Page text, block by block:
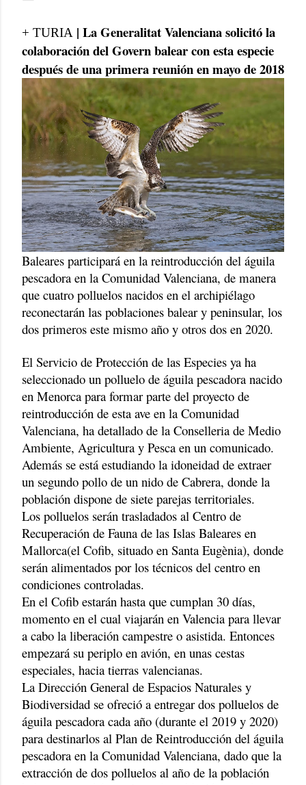
+ TURIA | La Generalitat Valenciana solicitó la
colaboración del Govern balear con esta especie
después de una primera reunión en mayo de 2018
Baleares participará en la reintroducción del águila
pescadora en la Comunidad Valenciana, de manera
que cuatro polluelos nacidos en el archipiélago
reconectarán las poblaciones balear y peninsular, los
dos primeros este mismo año y otros dos en 2020.
El Servicio de Protección de las Especies ya ha
seleccionado un polluelo de águila pescadora nacido
en Menorca para formar parte del proyecto de
reintroducción de esta ave en la Comunidad
Valenciana, ha detallado de la Conselleria de Medio
Ambiente, Agricultura y Pesca en un comunicado.
Además se está estudiando la idoneidad de extraer
un segundo pollo de un nido de Cabrera, donde la
población dispone de siete parejas territoriales.
Los polluelos serán trasladados al Centro de
Recuperación de Fauna de las Islas Baleares en
Mallorca(el Cofib, situado en Santa Eugènia), donde
serán alimentados por los técnicos del centro en
condiciones controladas.
En el Cofib estarán hasta que cumplan 30 días,
momento en el cual viajarán en Valencia para llevar
a cabo la liberación campestre o asistida. Entonces
empezará su periplo en avión, en unas cestas
especiales, hacia tierras valencianas.
La Dirección General de Espacios Naturales y
Biodiversidad se ofreció a entregar dos polluelos de
águila pescadora cada año (durante el 2019 y 2020)
para destinarlos al Plan de Reintroducción del águila
pescadora en la Comunidad Valenciana, dado que la
extracción de dos polluelos al año de la población